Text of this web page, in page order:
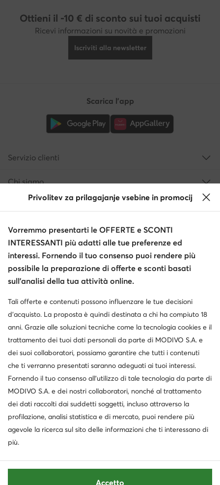
Ottieni il -10 € di sconto sui tuoi acquisti
Ricevi informazioni su novità e promozioni
Iscriviti alla newsletter
Cambia paese: Italia (IT)
Scarica l'app
Servizio clienti
Chi siamo
© escarpe.it 2026
Modifica impostazioni
Informativa sulla privacy
Protezione dei dati
Privolitev za prilagajanje vsebine in promocij
Vorremmo presentarti le OFFERTE e SCONTI
INTERESSANTI più adatti alle tue preferenze ed
interessi. Fornendo il tuo consenso puoi rendere più
possibile la preparazione di offerte e sconti basati
sull’analisi della tua attività online.
Tali offerte e contenuti possono influenzare le tue decisioni
d’acquisto. La proposta è quindi destinata a chi ha compiuto 18
anni. Grazie alle soluzioni tecniche come la tecnologia cookies e il
trattamento dei tuoi dati personali da parte di MODIVO S.A. e
dei suoi collaboratori, possiamo garantire che tutti i contenuti
che ti verranno presentati saranno adeguati ai tuoi interessi.
Fornendo il tuo consenso all’utilizzo di tale tecnologia da parte di
MODIVO S.A. e dei nostri collaboratori, nonché al trattamento
dei dati raccolti dai suddetti soggetti, incluso attraverso la
profilazione, analisi statistica e di mercato, puoi rendere più
agevole la ricerca sul sito delle informazioni che ti interessano di
più.
Accetto